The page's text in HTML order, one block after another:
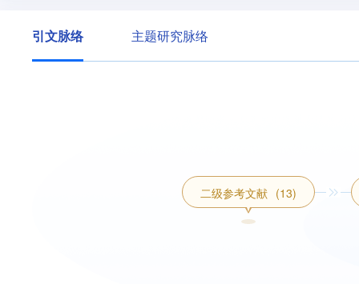
引文脉络 主题研究脉络
二级参考文献 (13)